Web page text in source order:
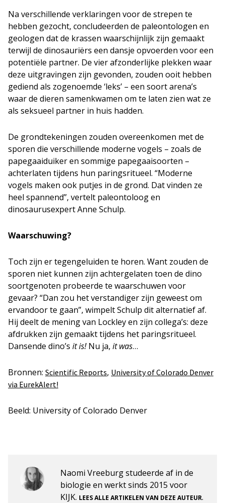
Na verschillende verklaringen voor de strepen te
hebben gezocht, concludeerden de paleontologen en
geologen dat de krassen waarschijnlijk zijn gemaakt
terwijl de dinosauriërs een dansje opvoerden voor een
potentiële partner. De vier afzonderlijke plekken waar
deze uitgravingen zijn gevonden, zouden ooit hebben
gediend als zogenoemde ‘leks’ – een soort arena’s
waar de dieren samenkwamen om te laten zien wat ze
als seksueel partner in huis hadden.
De grondtekeningen zouden overeenkomen met de
sporen die verschillende moderne vogels – zoals de
papegaaiduiker en sommige papegaaisoorten –
achterlaten tijdens hun paringsritueel. “Moderne
vogels maken ook putjes in de grond. Dat vinden ze
heel spannend”, vertelt paleontoloog en
dinosaurusexpert Anne Schulp.
Waarschuwing?
Toch zijn er tegengeluiden te horen. Want zouden de
sporen niet kunnen zijn achtergelaten toen de dino
soortgenoten probeerde te waarschuwen voor
gevaar? “Dan zou het verstandiger zijn geweest om
ervandoor te gaan”, wimpelt Schulp dit alternatief af.
Hij deelt de mening van Lockley en zijn collega’s: deze
afdrukken zijn gemaakt tijdens het paringsritueel.
Dansende dino’s it is!Nu ja, it was…
Bronnen: Scientific Reports, University of Colorado Denver
via EurekAlert!
Beeld: University of Colorado Denver
Naomi Vreeburg studeerde af in de
biologie en werkt sinds 2015 voor
KIJK. LEES ALLE ARTIKELEN VAN DEZE AUTEUR.